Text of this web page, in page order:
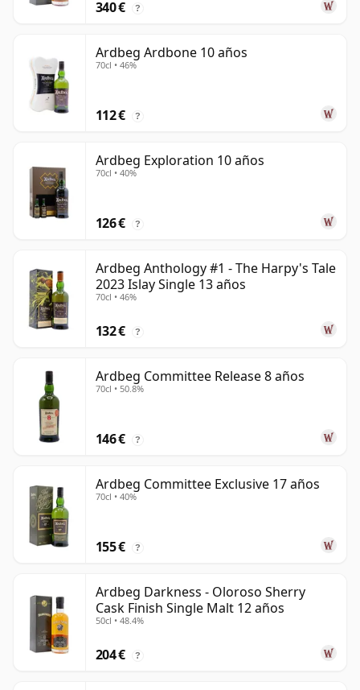
340 € ?
Ardbeg Ardbone 10 años
70cl • 46%
112 € ?
Ardbeg Exploration 10 años
70cl • 40%
126 € ?
Ardbeg Anthology #1 - The Harpy's Tale
2023 Islay Single 13 años
70cl • 46%
132 € ?
Ardbeg Committee Release 8 años
70cl • 50.8%
146 € ?
Ardbeg Committee Exclusive 17 años
70cl • 40%
155 € ?
Ardbeg Darkness - Oloroso Sherry
Cask Finish Single Malt 12 años
50cl • 48.4%
204 € ?